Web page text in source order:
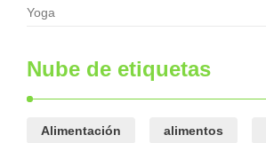
Yoga
Nube de etiquetas
Alimentación alimentos